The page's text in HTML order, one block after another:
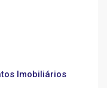
Imobiliários